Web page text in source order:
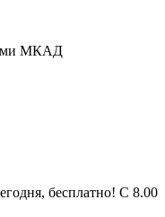
МКАД
бесплатно! С 8.00